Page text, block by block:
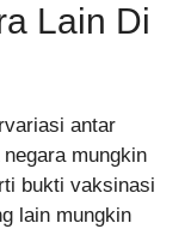
Lain Di
antar
mungkin
bukti vaksinasi
lain mungkin